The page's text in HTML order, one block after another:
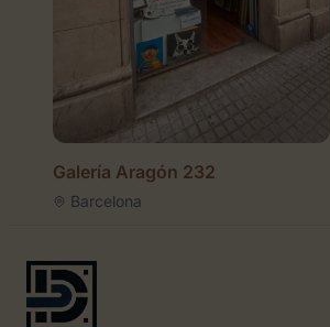
Galería Aragón 232
Barcelona